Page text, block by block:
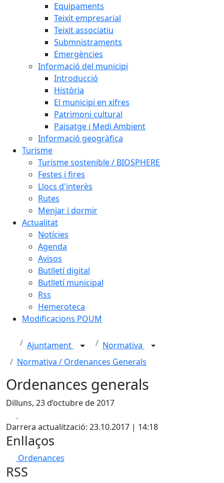
Equipaments
Teixit empresarial
Teixit associatiu
Submnistraments
Emergències
Informació del municipi
Introducció
Història
El municipi en xifres
Patrimoni cultural
Paisatge i Medi Ambient
Informació geogràfica
Turisme
Turisme sostenible / BIOSPHERE
Festes i fires
Llocs d'interès
Rutes
Menjar i dormir
Actualitat
Notícies
Agenda
Avisos
Butlletí digital
Butlletí municipal
Rss
Hemeroteca
Modificacions POUM
Ajuntament
Normativa
Normativa / Ordenances Generals
Ordenances generals
Dilluns, 23 d’octubre de 2017
Darrera actualització: 23.10.2017 | 14:18
Enllaços
Ordenances
RSS